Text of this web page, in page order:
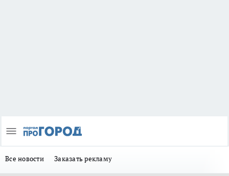
Все новости Заказать рекламу